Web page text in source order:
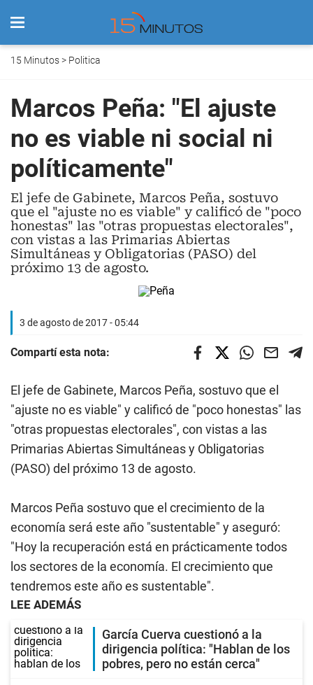
15 Minutos> Politica
Marcos Peña: "El ajuste
no es viable ni social ni
políticamente"
El jefe de Gabinete, Marcos Peña, sostuvo
que el "ajuste no es viable" y calificó de "poco
honestas" las "otras propuestas electorales",
con vistas a las Primarias Abiertas
Simultáneas y Obligatorias (PASO) del
próximo 13 de agosto.
3 de agosto de 2017 - 05:44
Compartí esta nota:
El jefe de Gabinete, Marcos Peña, sostuvo que el
"ajuste no es viable" y calificó de "poco honestas" las
"otras propuestas electorales", con vistas a las
Primarias Abiertas Simultáneas y Obligatorias
(PASO) del próximo 13 de agosto.
Marcos Peña sostuvo que el crecimiento de la
economía será este año "sustentable" y aseguró:
"Hoy la recuperación está en prácticamente todos
los sectores de la economía. El crecimiento que
tendremos este año es sustentable".
LEE ADEMÁS
García Cuerva cuestionó a la
dirigencia política: "Hablan de los
pobres, pero no están cerca"